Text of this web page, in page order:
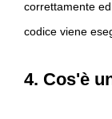
correttamente
codice viene
4. Cos'è